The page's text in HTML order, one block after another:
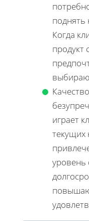
поднять
Когда
продукт
играет
текущих
уровень